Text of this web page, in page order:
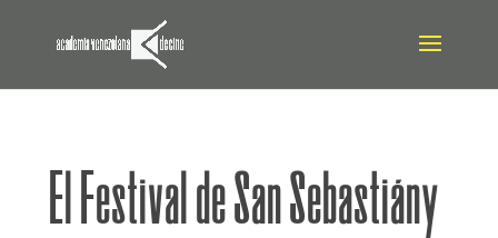
El Festival de San Sebastiány